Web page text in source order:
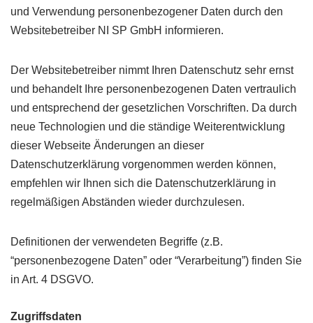
und Verwendung personenbezogener Daten durch den
Websitebetreiber NI SP GmbH informieren.
Der Websitebetreiber nimmt Ihren Datenschutz sehr ernst
und behandelt Ihre personenbezogenen Daten vertraulich
und entsprechend der gesetzlichen Vorschriften. Da durch
neue Technologien und die ständige Weiterentwicklung
dieser Webseite Änderungen an dieser
Datenschutzerklärung vorgenommen werden können,
empfehlen wir Ihnen sich die Datenschutzerklärung in
regelmäßigen Abständen wieder durchzulesen.
Definitionen der verwendeten Begriffe (z.B.
“personenbezogene Daten” oder “Verarbeitung”) finden Sie
in Art. 4 DSGVO.
Zugriffsdaten